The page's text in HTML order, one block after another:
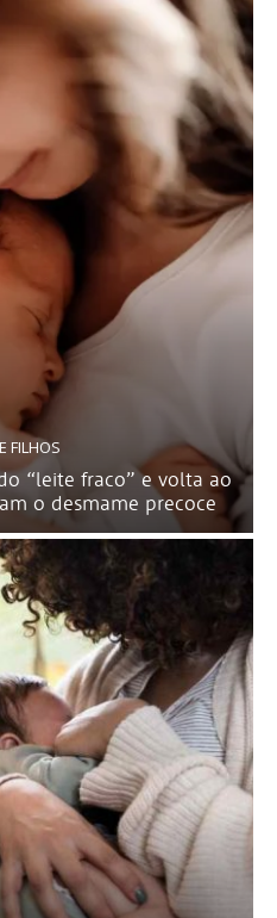
FILHOS
“leite fraco” e volta ao
o desmame precoce